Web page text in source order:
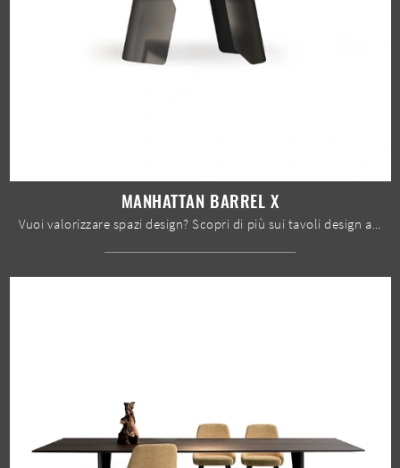
MANHATTAN BARREL X
Vuoi valorizzare spazi design? Scopri di più sui tavoli design allungabili: il modello da pranzo Manhattan Barrel X ti sta aspettando.